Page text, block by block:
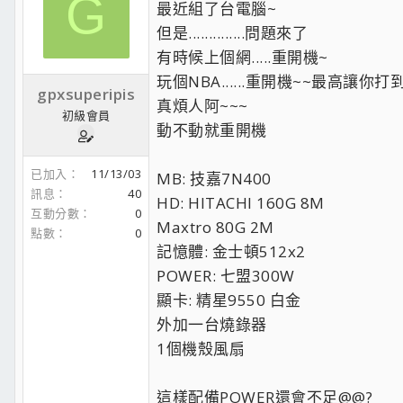
G
gpxsuperipis
初級會員
已加入
11/13/03
訊息
40
互動分數
0
點數
0
最近組了台電腦~
但是..............問題來了
有時候上個網.....重開機~
玩個NBA......重開機~~最高讓你打
真煩人阿~~~
動不動就重開機
MB: 技嘉7N400
HD: HITACHI 160G 8M
Maxtro 80G 2M
記憶體: 金士頓512x2
POWER: 七盟300W
顯卡: 精星9550 白金
外加一台燒錄器
1個機殼風扇
這樣配備POWER還會不足@@?